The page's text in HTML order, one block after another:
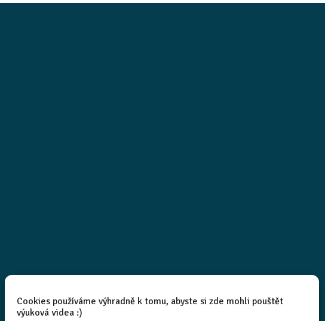
Cookies používáme výhradně k tomu, abyste si zde mohli pouštět
výuková videa :)